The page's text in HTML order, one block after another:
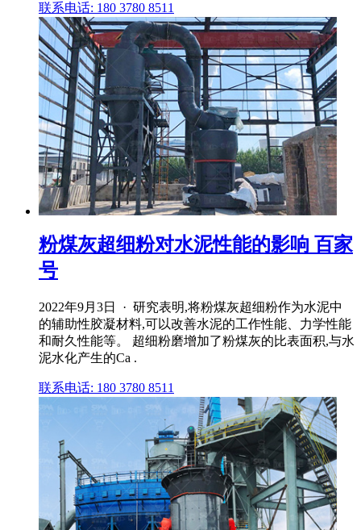
联系电话: 180 3780 8511
粉煤灰超细粉对水泥性能的影响 百家
号
2022年9月3日 · 研究表明,将粉煤灰超细粉作为水泥中
的辅助性胶凝材料,可以改善水泥的工作性能、力学性能
和耐久性能等。 超细粉磨增加了粉煤灰的比表面积,与水
泥水化产生的Ca .
联系电话: 180 3780 8511